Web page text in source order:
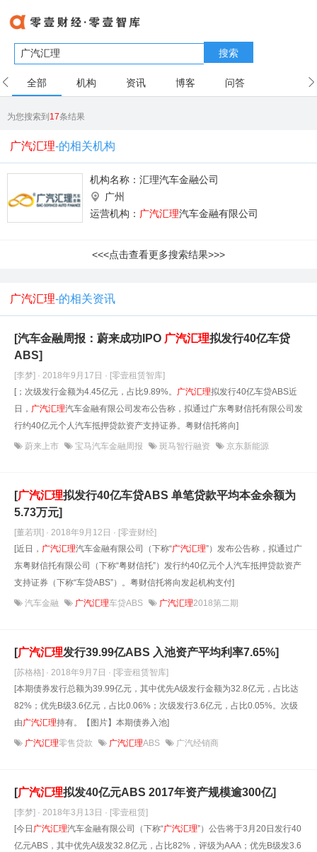
搜索
全部 机构 资讯 博客 问答
为您搜索到17条结果
广汽汇理-的相关机构
机构名称： 汇理汽车金融公司
广州
运营机构： 广汽汇理汽车金融有限公司
<<<点击查看更多搜索结果>>>
广汽汇理-的相关资讯
[汽车金融周报：蔚来成功IPO 广汽汇理拟发行40亿车贷
ABS]
[李梦] · 2018年9月17日 · [零壹租赁智库]
[；次级发行金额为4.45亿元，占比9.89%。 广汽汇理拟发行40亿车贷ABS近
日， 广汽汇理汽车金融有限公司发布公告称，拟通过广东粤财信托有限公司发
行约40亿元个人汽车抵押贷款资产支持证券。粤财信托将向]
蔚来上市 宝马汽车金融周报 斑马智行融资 京东新能源
[广汽汇理拟发行40亿车贷ABS 单笔贷款平均本金余额为
5.73万元]
[董若琪] · 2018年9月12日 · [零壹财经]
[近日， 广汽汇理汽车金融有限公司（下称“广汽汇理”）发布公告称，拟通过广
东粤财信托有限公司（下称“粤财信托”）发行约40亿元个人汽车抵押贷款资产
支持证券（下称“车贷ABS”）。粤财信托将向发起机构支付]
汽车金融 广汽汇理车贷ABS 广汽汇理2018第二期
[广汽汇理发行39.99亿ABS 入池资产平均利率7.65%]
[苏格格] · 2018年9月7日 · [零壹租赁智库]
[本期债券发行总额为39.99亿元，其中优先A级发行金额为32.8亿元，占比达
82%；优先B级3.6亿元，占比0.06%；次级发行3.6亿元，占比0.05%。次级
由广汽汇理持有。【图片】本期债券入池]
广汽汇理零售贷款 广汽汇理ABS 广汽经销商
[广汽汇理拟发40亿元ABS 2017年资产规模逾300亿]
[李梦] · 2018年3月13日 · [零壹租赁]
[今日 广汽汇理汽车金融有限公司（下称“广汽汇理”）公告将于3月20日发行40
亿元ABS，其中优先A级发32.8亿元，占比82%，评级为AAA；优先B级发3.6